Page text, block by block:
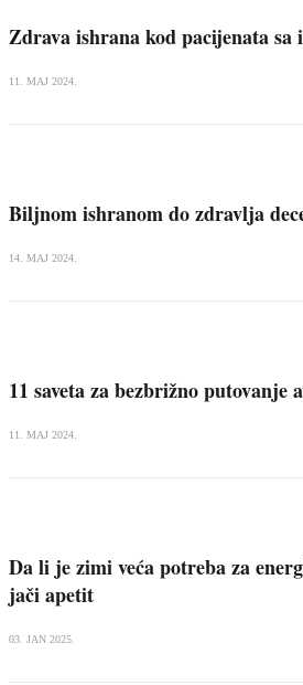
Zdrava ishrana kod pacijenata
11. MAJ 2024.
Biljnom ishranom do zdravlja
14. MAJ 2024.
11 saveta za bezbrižno putovanje
11. MAJ 2024.
Da li je zimi veća potreba za
jači apetit
03. JAN 2025.